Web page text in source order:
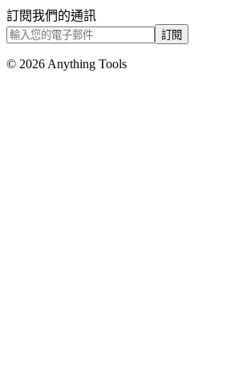
訂閱我們的通訊
訂閱
© 2026 Anything Tools